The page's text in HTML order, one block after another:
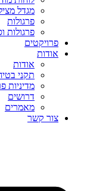
מגדל
פרגולות
פרגולות
פרויקטים
אודות
אודות
תקני
מדיניות
דרושים
מאמרים
צור קשר